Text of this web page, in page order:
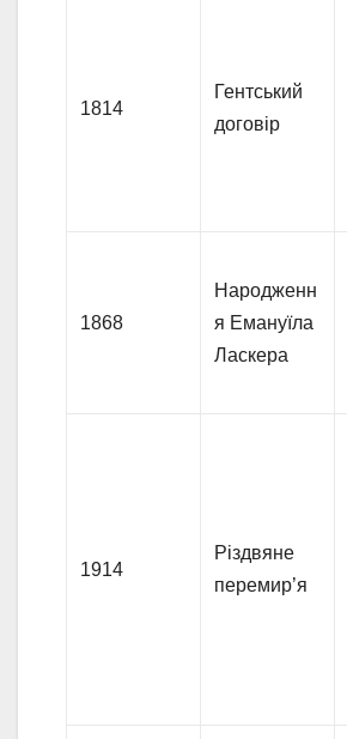
1814
Гентський
договір
1868
Народженн
я Емануїла
Ласкера
1914
Різдвяне
перемир’я